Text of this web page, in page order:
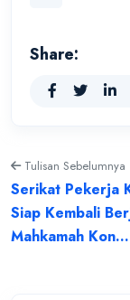
Share:
Tulisan Sebelumnya
Serikat Pekerja
Siap Kembali
Mahkamah Kon...